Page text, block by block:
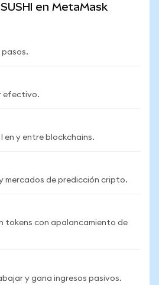
en MetaMask
pasos.
efectivo.
en y entre blockchains.
mercados de predicción cripto.
tokens con apalancamiento de
y gana ingresos pasivos.